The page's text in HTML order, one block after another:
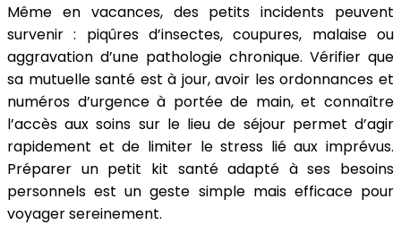
Même en vacances, des petits incidents peuvent
survenir : piqûres d’insectes, coupures, malaise ou
aggravation d’une pathologie chronique. Vérifier que
sa mutuelle santé est à jour, avoir les ordonnances et
numéros d’urgence à portée de main, et connaître
l’accès aux soins sur le lieu de séjour permet d’agir
rapidement et de limiter le stress lié aux imprévus.
Préparer un petit kit santé adapté à ses besoins
personnels est un geste simple mais efficace pour
voyager sereinement.